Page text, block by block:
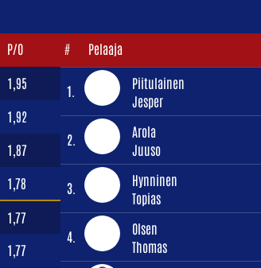
P/O
1,95
1,92
1,87
1,78
1,77
1,77
# Pelaaja
1.
Piitulainen
Jesper
2.
Arola
Juuso
3.
Hynninen
Topias
4.
Olsen
Thomas